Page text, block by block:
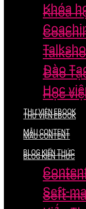
Khóa
Đào
Học
THƯ VIỆN EBOOK
MẪU CONTENT
BLOG KIẾN THỨC
Seft-
Khóa
Đào
Học
THƯ VIỆN EBOOK
MẪU CONTENT
BLOG KIẾN THỨC
Seft-